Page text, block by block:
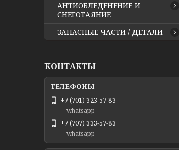
АНТИОБЛЕДЕНЕНИЕ И
СНЕГОТАЯНИЕ
ЗАПАСНЫЕ ЧАСТИ / ДЕТАЛИ
КОНТАКТЫ
+7 (701) 323-57-83
whatsapp
+7 (707) 333-57-83
whatsapp